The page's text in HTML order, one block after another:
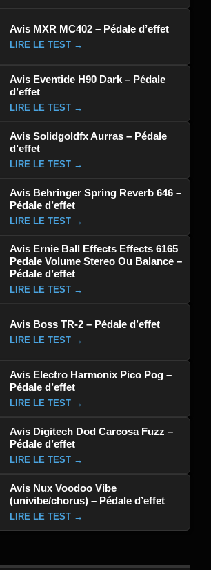
Avis MXR MC402 – Pédale d’effet
LIRE LE TEST →
Avis Eventide H90 Dark – Pédale
d’effet
LIRE LE TEST →
Avis Solidgoldfx Aurras – Pédale
d’effet
LIRE LE TEST →
Avis Behringer Spring Reverb 646 –
Pédale d’effet
LIRE LE TEST →
Avis Ernie Ball Effects Effects 6165
Pedale Volume Stereo Ou Balance –
Pédale d’effet
LIRE LE TEST →
Avis Boss TR-2 – Pédale d’effet
LIRE LE TEST →
Avis Electro Harmonix Pico Pog –
Pédale d’effet
LIRE LE TEST →
Avis Digitech Dod Carcosa Fuzz –
Pédale d’effet
LIRE LE TEST →
Avis Nux Voodoo Vibe
(univibe/chorus) – Pédale d’effet
LIRE LE TEST →